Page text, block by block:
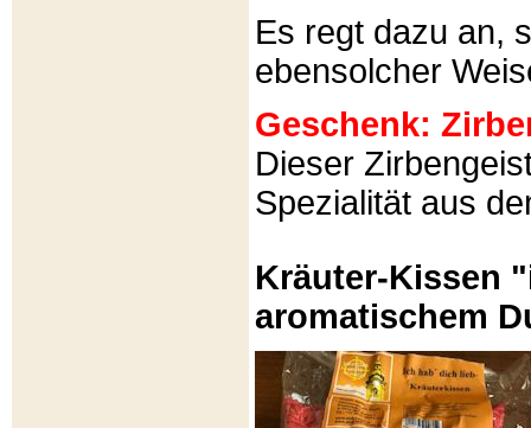
Es regt dazu an,
ebensolcher
Geschenk:
Dieser
Spezialität aus
Kräuter-Kissen
aromatischem